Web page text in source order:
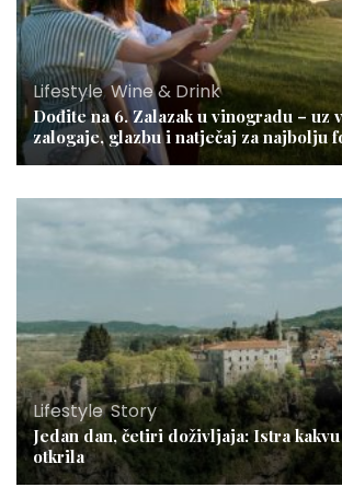
Lifestyle,Wine & Drink
Dođite na 6. Zalazak u vinogradu – uz
zalogaje, glazbu i natječaj za najbolju
Lifestyle,Story
Jedan dan, četiri doživljaja: Istra
otkrila